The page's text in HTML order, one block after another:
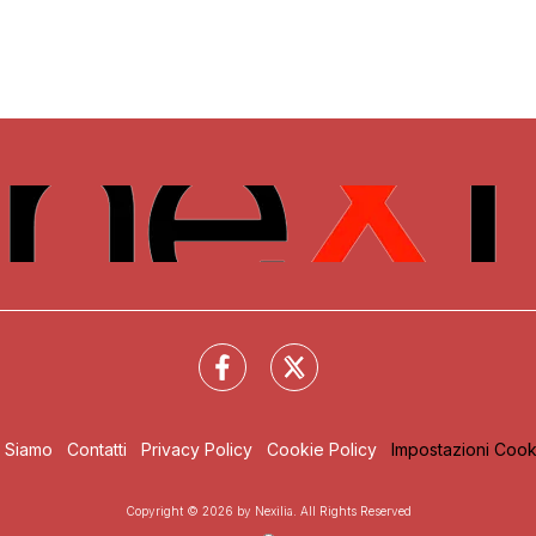
Siamo Contatti Privacy Policy Cookie Policy Impostazioni
Copyright © 2026 by Nexilia. All Rights Reserved